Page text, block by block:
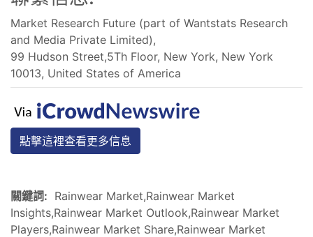
Market Research Future (part of Wantstats Research
and Media Private Limited),
99 Hudson Street,5Th Floor, New York, New York
10013, United States of America
點擊這裡查看更多信息
關鍵詞: Rainwear Market,Rainwear Market
Insights,Rainwear Market Outlook,Rainwear Market
Players,Rainwear Market Share,Rainwear Market